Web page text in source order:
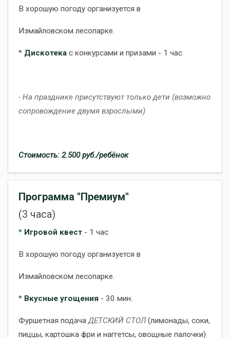
В хорошую погоду организуется в
Измайловском лесопарке.
* Дискотека с конкурсами и призами - 1 час
- На празднике присутствуют только дети (возможно
сопровождение двумя взрослыми)
Стоимость: 2.500 руб./ребёнок
Программа "Премиум"
(3 часа)
* Игровой квест - 1 час
В хорошую погоду организуется в
Измайловском лесопарке.
* Вкусные угощения - 30 мин.
Фуршетная подачаДЕТСКИЙ СТОЛ(лимонады, соки,
пиццы, картошка фри и наггетсы, овощные палочки)